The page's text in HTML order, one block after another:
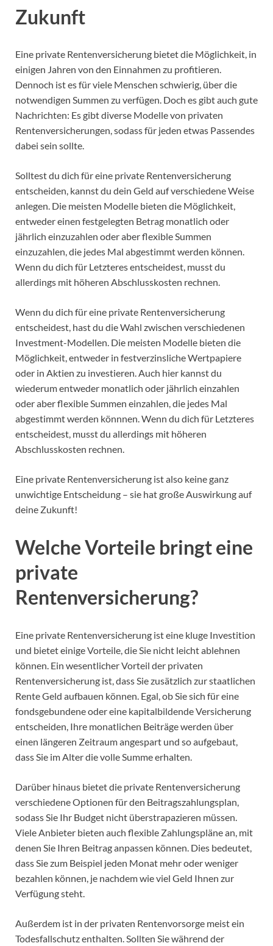
Zukunft
Eine private Rentenversicherung bietet die Möglichkeit, in
einigen Jahren von den Einnahmen zu profitieren.
Dennoch ist es für viele Menschen schwierig, über die
notwendigen Summen zu verfügen. Doch es gibt auch gute
Nachrichten: Es gibt diverse Modelle von privaten
Rentenversicherungen, sodass für jeden etwas Passendes
dabei sein sollte.
Solltest du dich für eine private Rentenversicherung
entscheiden, kannst du dein Geld auf verschiedene Weise
anlegen. Die meisten Modelle bieten die Möglichkeit,
entweder einen festgelegten Betrag monatlich oder
jährlich einzuzahlen oder aber flexible Summen
einzuzahlen, die jedes Mal abgestimmt werden können.
Wenn du dich für Letzteres entscheidest, musst du
allerdings mit höheren Abschlusskosten rechnen.
Wenn du dich für eine private Rentenversicherung
entscheidest, hast du die Wahl zwischen verschiedenen
Investment-Modellen. Die meisten Modelle bieten die
Möglichkeit, entweder in festverzinsliche Wertpapiere
oder in Aktien zu investieren. Auch hier kannst du
wiederum entweder monatlich oder jährlich einzahlen
oder aber flexible Summen einzahlen, die jedes Mal
abgestimmt werden könnnen. Wenn du dich für Letzteres
entscheidest, musst du allerdings mit höheren
Abschlusskosten rechnen.
Eine private Rentenversicherung ist also keine ganz
unwichtige Entscheidung – sie hat große Auswirkung auf
deine Zukunft!
Welche Vorteile bringt eine
private
Rentenversicherung?
Eine private Rentenversicherung ist eine kluge Investition
und bietet einige Vorteile, die Sie nicht leicht ablehnen
können. Ein wesentlicher Vorteil der privaten
Rentenversicherung ist, dass Sie zusätzlich zur staatlichen
Rente Geld aufbauen können. Egal, ob Sie sich für eine
fondsgebundene oder eine kapitalbildende Versicherung
entscheiden, Ihre monatlichen Beiträge werden über
einen längeren Zeitraum angespart und so aufgebaut,
dass Sie im Alter die volle Summe erhalten.
Darüber hinaus bietet die private Rentenversicherung
verschiedene Optionen für den Beitragszahlungsplan,
sodass Sie Ihr Budget nicht überstrapazieren müssen.
Viele Anbieter bieten auch flexible Zahlungspläne an, mit
denen Sie Ihren Beitrag anpassen können. Dies bedeutet,
dass Sie zum Beispiel jeden Monat mehr oder weniger
bezahlen können, je nachdem wie viel Geld Ihnen zur
Verfügung steht.
Außerdem ist in der privaten Rentenvorsorge meist ein
Todesfallschutz enthalten. Sollten Sie während der